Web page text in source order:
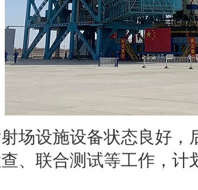
设施设备状态良好，
、联合测试等工作，计